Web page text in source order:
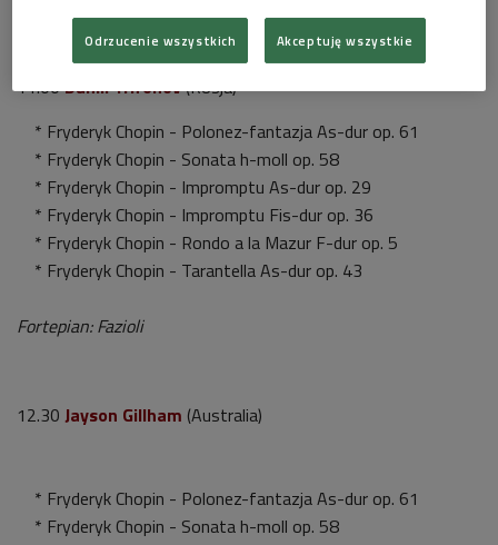
Fortepian: Steinway
11.00Daniil Trifonov(Rosja)
* Fryderyk Chopin - Polonez-fantazja As-dur op. 61
* Fryderyk Chopin - Sonata h-moll op. 58
* Fryderyk Chopin - Impromptu As-dur op. 29
* Fryderyk Chopin - Impromptu Fis-dur op. 36
* Fryderyk Chopin - Rondo a la Mazur F-dur op. 5
* Fryderyk Chopin - Tarantella As-dur op. 43
Fortepian: Fazioli
12.30 Jayson Gillham (Australia)
* Fryderyk Chopin - Polonez-fantazja As-dur op. 61
* Fryderyk Chopin - Sonata h-moll op. 58
Odrzucenie wszystkich Akceptuję wszystkie